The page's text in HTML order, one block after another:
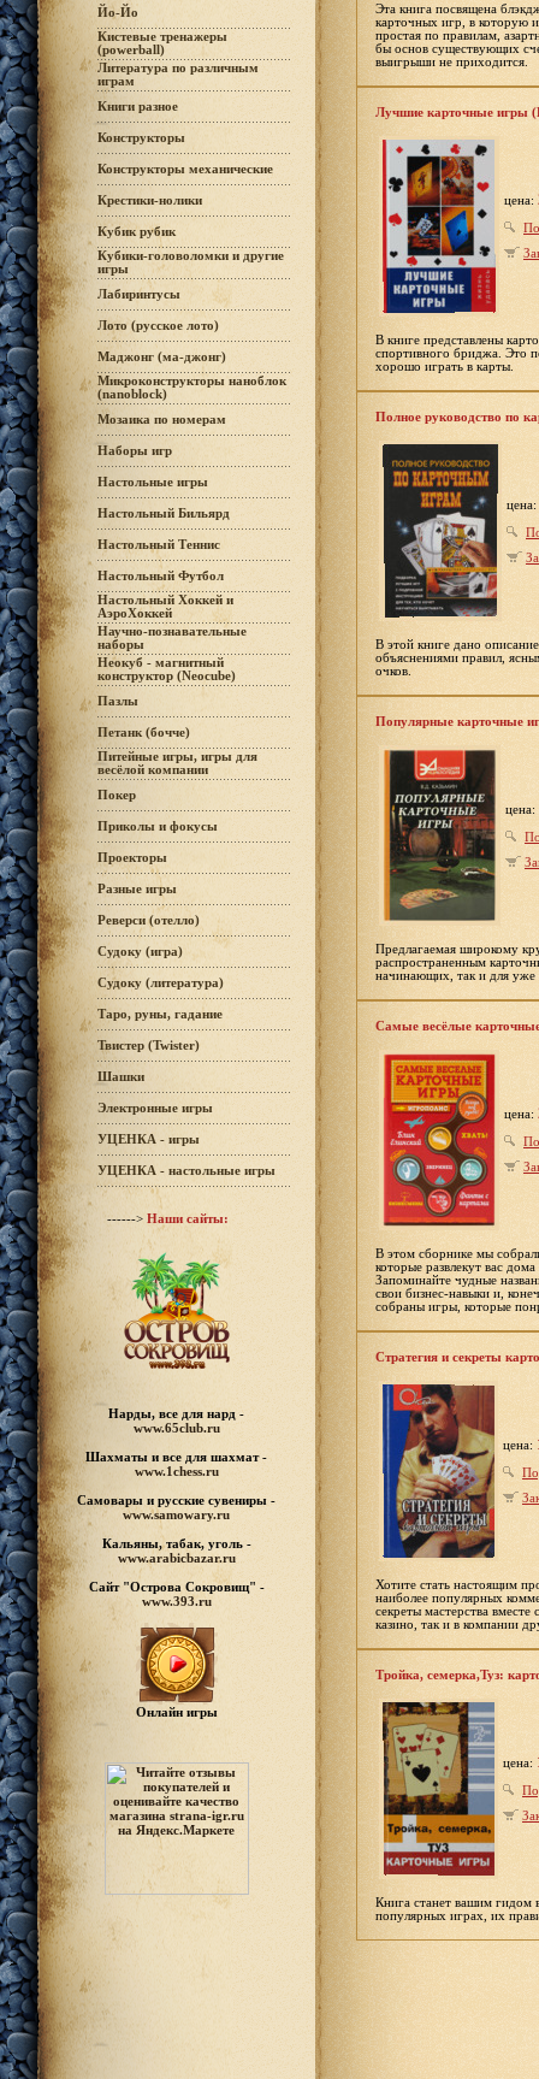
Йо-Йо
Кистевые тренажеры
(powerball)
Литература по различным
играм
Книги разное
Конструкторы
Конструкторы механические
Крестики-нолики
Кубик рубик
Кубики-головоломки и другие
игры
Лабиринтусы
Лото (русское лото)
Маджонг (ма-джонг)
Микроконструкторы наноблок
(nanoblock)
Мозаика по номерам
Наборы игр
Настольные игры
Настольный Бильярд
Настольный Теннис
Настольный Футбол
Настольный Хоккей и
АэроХоккей
Научно-познавательные
наборы
Неокуб - магнитный
конструктор (Neocube)
Пазлы
Петанк (бочче)
Питейные игры, игры для
весёлой компании
Покер
Приколы и фокусы
Проекторы
Разные игры
Реверси (отелло)
Судоку (игра)
Судоку (литература)
Таро, руны, гадание
Твистер (Twister)
Шашки
Электронные игры
УЦЕНКА - игры
УЦЕНКА - настольные игры
------> Наши сайты:
Нарды, все для нард -
www.65club.ru
Шахматы и все для шахмат -
www.1chess.ru
Самовары и русские сувениры -
www.samowary.ru
Кальяны, табак, уголь -
www.arabicbazar.ru
Сайт "Острова Сокровищ" -
www.393.ru
Онлайн игры
Эта книга посвящена
карточных игр, в которую
простая по правилам,
бы основ существующих
выигрыши не приходится.
Лучшие карточные игры
цена:
В книге представлены
спортивного бриджа. Это
хорошо играть в карты.
Полное руководство по
цена:
В этой книге дано
объяснениями правил,
очков.
Популярные карточные
цена:
Предлагаемая широкому
распространенным
начинающих, так и для
Самые весёлые
цена:
В этом сборнике мы
которые развлекут вас
Запоминайте чудные
свои бизнес-навыки и,
собраны игры, которые
Стратегия и секреты
цена:
Хотите стать настоящим
наиболее популярных
секреты мастерства
казино, так и в компании
Тройка, семерка,Туз:
цена:
Книга станет вашим гидом
популярных играх, их